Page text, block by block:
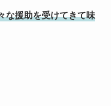
な援助を受けてきて味